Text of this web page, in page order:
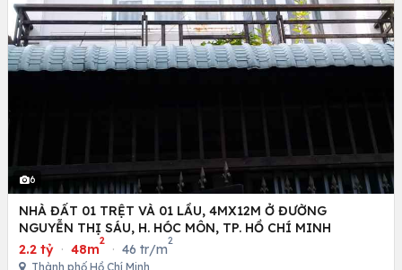
6
NHÀ ĐẤT 01 TRỆT VÀ 01 LẦU, 4MX12M Ở ĐƯỜNG
NGUYỄN THỊ SÁU, H. HÓC MÔN, TP. HỒ CHÍ MINH
2.2 tỷ · 48m
2
· 46 tr/m
2
Thành phố Hồ Chí Minh